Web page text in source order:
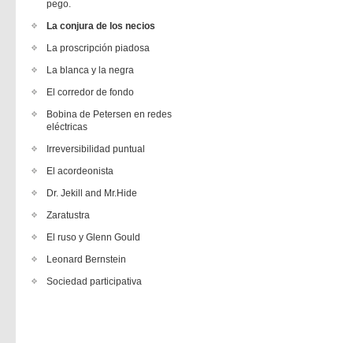
pego.
La conjura de los necios
La proscripción piadosa
La blanca y la negra
El corredor de fondo
Bobina de Petersen en redes
eléctricas
Irreversibilidad puntual
El acordeonista
Dr. Jekill and Mr.Hide
Zaratustra
El ruso y Glenn Gould
Leonard Bernstein
Sociedad participativa